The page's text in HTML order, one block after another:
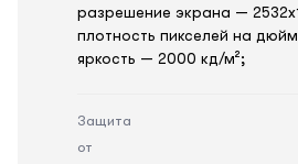
разрешение экрана —
плотность пикселей на
яркость — 2000 кд/м²;
Защита
от